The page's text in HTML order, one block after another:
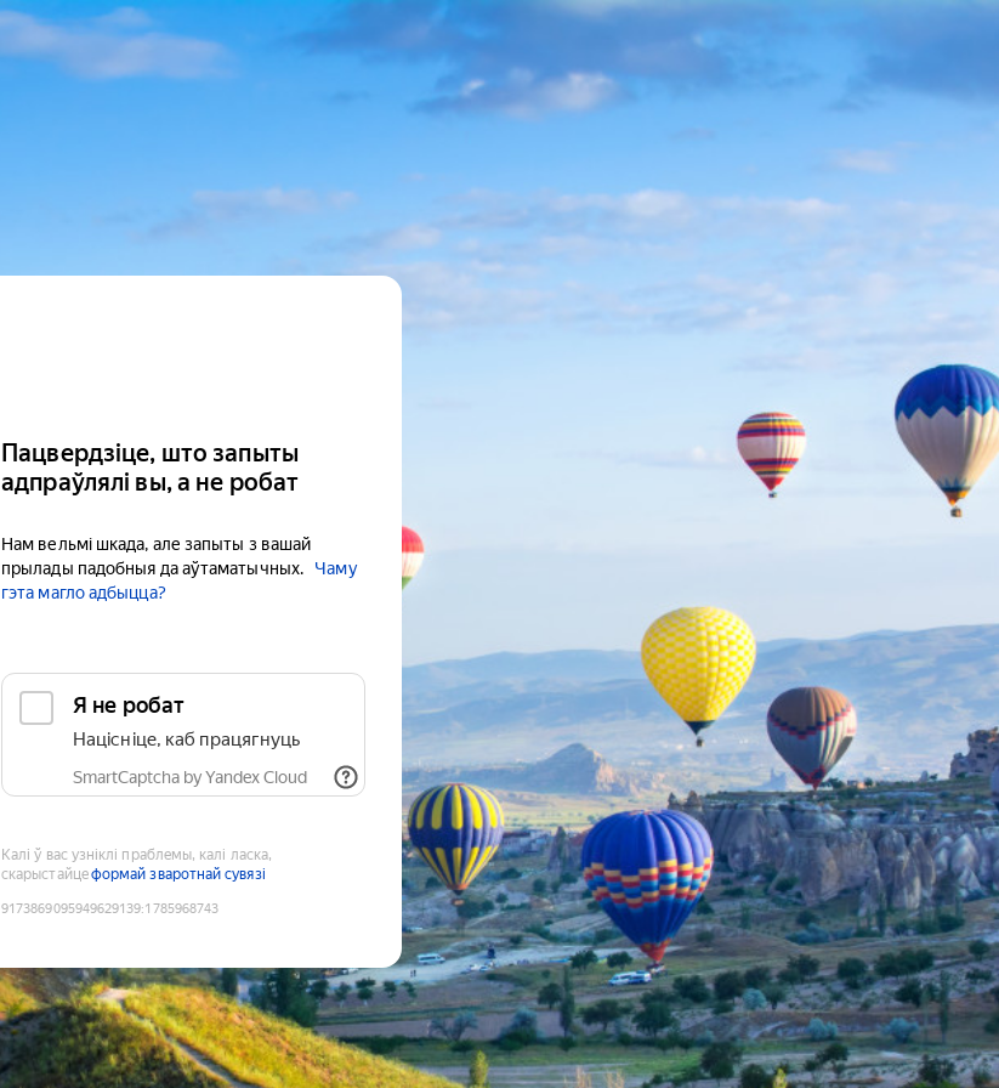
Пацвердзіце, што запыты
адпраўлялі вы, а не робат
Нам вельмі шкада, але запыты з вашай
прылады падобныя да аўтаматычных.
Чаму
гэта магло адбыцца?
Я не робат
Націсніце, каб працягнуць
SmartCaptcha by Yandex Cloud
Калі ў вас узніклі праблемы, калі ласка,
скарыстайцеформай зваротнай сувязі
9173869095949629139:1785968743